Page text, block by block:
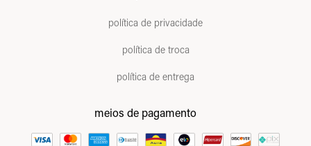
política de privacidade
política de troca
política de entrega
meios de pagamento